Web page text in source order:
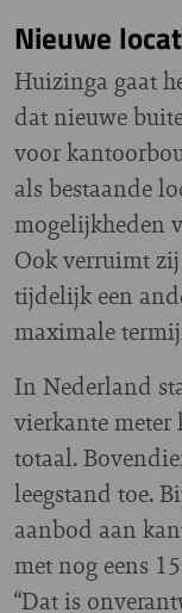
Nieuwe
Huizinga gaat
dat nieuwe
voor
als bestaande
mogelijkheden
Ook verruimt
tijdelijk een
maximale
In Nederland
vierkante meter
totaal.
leegstand toe.
aanbod aan
met nog eens
“Dat is